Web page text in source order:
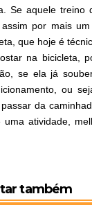
Se aquele treino
por mais
que hoje é
na bicicleta,
se ela já
ou
da
atividade,
também